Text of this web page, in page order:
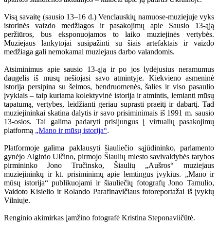
Visą savaitę (sausio 13–16 d.) Venclauskių namuose-muziejuje vyks
istorinės vaizdo medžiagos ir pasakojimų apie Sausio 13-ąją
peržiūros, bus eksponuojamos to laiko muziejinės vertybės.
Muziejaus lankytojai susipažinti su šiais artefaktais ir vaizdo
medžiaga gali nemokamai muziejaus darbo valandomis.
Atsiminimus apie sausio 13-ąją ir po jos lydėjusius neramumus
daugelis iš mūsų nešiojasi savo atmintyje. Kiekvieno asmeninė
istorija persipina su šeimos, bendruomenės, šalies ir viso pasaulio
įvykiais – taip kuriama kolektyvinė istorija ir atmintis, lemianti mūsų
tapatumą, vertybes, leidžianti geriau suprasti praeitį ir dabartį. Tad
muziejininkai skatina dalytis ir savo prisiminimais iš 1991 m. sausio
13-osios. Tai galima padaryti prisijungus į virtualių pasakojimų
platformą „Mano ir mūsų istorija“.
Platformoje galima paklausyti šiauliečio sąjūdininko, parlamento
gynėjo Algirdo Ulčino, pirmojo Šiaulių miesto savivaldybės tarybos
pirmininko Jono Tručinsko, Šiaulių „Aušros“ muziejaus
muziejininkų ir kt. prisiminimų apie lemtingus įvykius. „Mano ir
mūsų istorija“ publikuojami ir šiauliečių fotografų Jono Tamulio,
Vaidoto Kisielio ir Rolando Parafinavičiaus fotoreportažai iš įvykių
Vilniuje.
Renginio akimirkas įamžino fotografė Kristina Steponaviičūtė.